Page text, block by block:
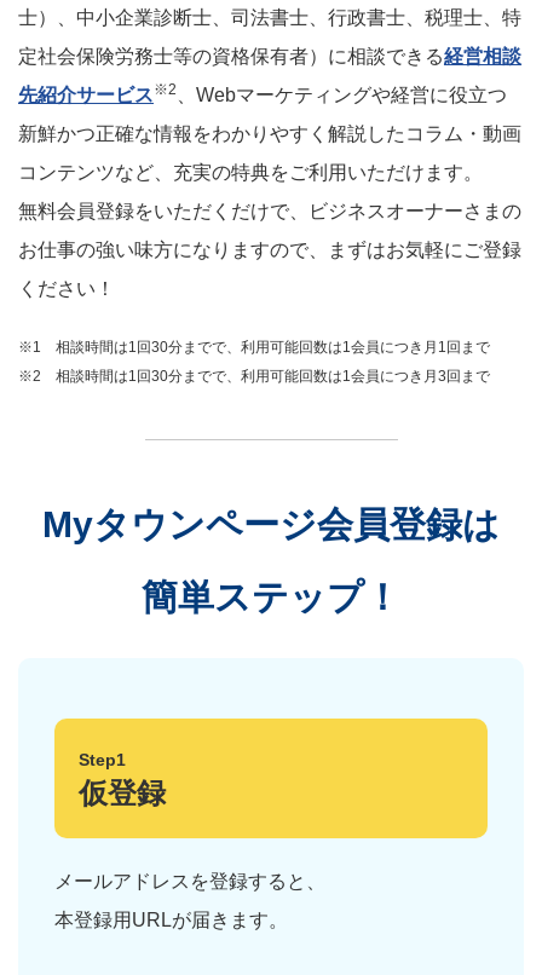
士）、中小企業診断士、司法書士、行政書士、税理士、特
定社会保険労務士等の資格保有者）に相談できる経営相談
先紹介サービス※2
、Webマーケティングや経営に役立つ
新鮮かつ正確な情報をわかりやすく解説したコラム・動画
コンテンツなど、充実の特典をご利用いただけます。
無料会員登録をいただくだけで、ビジネスオーナーさまの
お仕事の強い味方になりますので、まずはお気軽にご登録
ください！
※1 相談時間は1回30分までで、利用可能回数は1会員につき月1回まで
※2 相談時間は1回30分までで、利用可能回数は1会員につき月3回まで
Myタウンページ会員登録は
簡単ステップ！
Step1
仮登録
メールアドレスを登録すると、
本登録用URLが届きます。